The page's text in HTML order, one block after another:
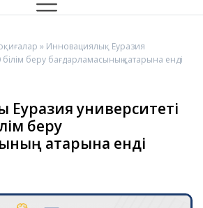
» Инновациялық Еуразия
білім беру бағдарламасының қатарына енді
Еуразия университеті
беру
қатарына енді